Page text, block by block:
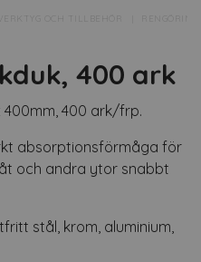
VERKTYG OCH TILLBEHÖR
400 ark
400mm, 400 ark/frp.
absorptionsförmåga för
och andra ytor snabbt
stål, krom, aluminium,